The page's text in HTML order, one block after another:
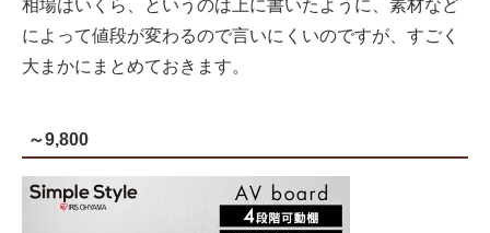
相場はいくら、というのは上に書いたように、素材など
によって値段が変わるので言いにくいのですが、すごく
大まかにまとめておきます。
～9,800